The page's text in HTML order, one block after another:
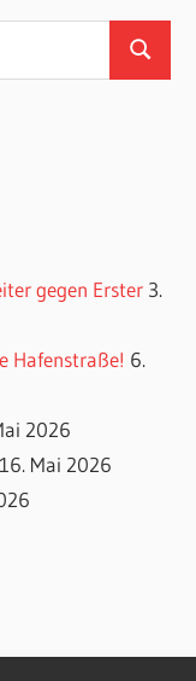
Suchen
gegen Erster 3.
Hafenstraße! 6.
2026
16. Mai 2026